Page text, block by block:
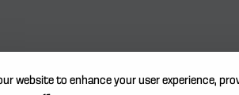
website to enhance your user experience,